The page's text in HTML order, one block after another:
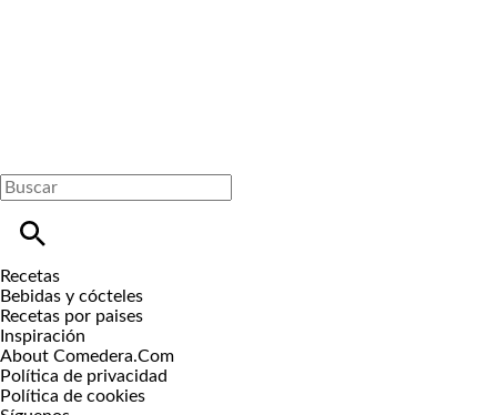
Recetas
Bebidas y cócteles
Recetas por paises
Inspiración
About Comedera.Com
Política de privacidad
Política de cookies